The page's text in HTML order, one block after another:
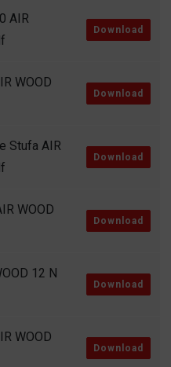
AIR
Download
WOOD
Download
Stufa AIR
Download
WOOD
Download
12 N
Download
WOOD
Download